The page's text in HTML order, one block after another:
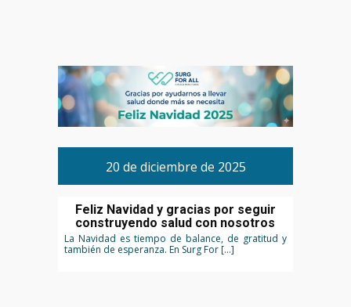
20 de diciembre de 2025
Feliz Navidad y gracias por seguir
construyendo salud con nosotros
La Navidad es tiempo de balance, de gratitud y
también de esperanza. En Surg For […]